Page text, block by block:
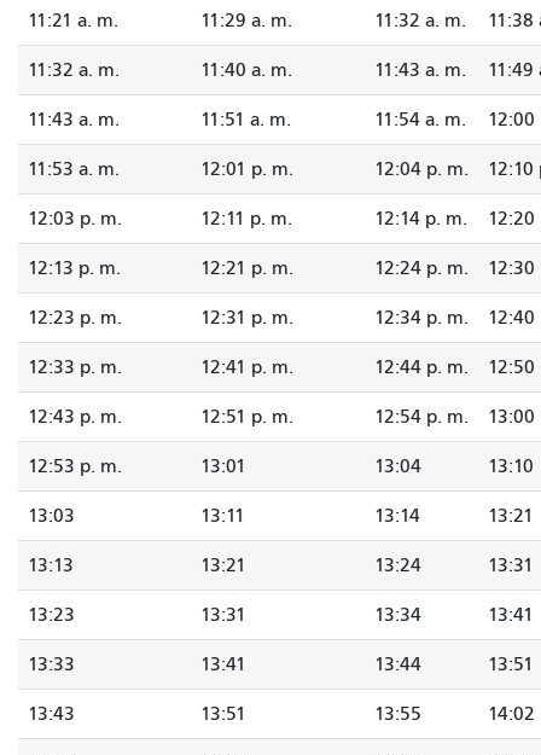
11:21 a. m. 11:29 a. m. 11:32 a. m. 11:38
11:32 a. m. 11:40 a. m. 11:43 a. m. 11:49
11:43 a. m. 11:51 a. m. 11:54 a. m. 12:00
11:53 a. m. 12:01 p. m. 12:04 p. m. 12:10
12:03 p. m. 12:11 p. m. 12:14 p. m. 12:20
12:13 p. m. 12:21 p. m. 12:24 p. m. 12:30
12:23 p. m. 12:31 p. m. 12:34 p. m. 12:40
12:33 p. m. 12:41 p. m. 12:44 p. m. 12:50
12:43 p. m. 12:51 p. m. 12:54 p. m. 13:00
12:53 p. m. 13:01 13:04 13:10
13:03 13:11 13:14 13:21
13:13 13:21 13:24 13:31
13:23 13:31 13:34 13:41
13:33 13:41 13:44 13:51
13:43 13:51 13:55 14:02